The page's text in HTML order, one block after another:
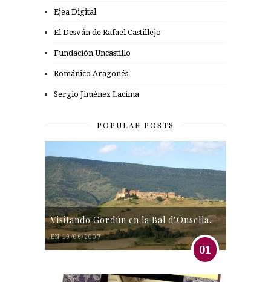
Ejea Digital
El Desván de Rafael Castillejo
Fundación Uncastillo
Románico Aragonés
Sergio Jiménez Lacima
POPULAR POSTS
Visitando Gordún en la Bal d’Onsella.
EN 19/06/2007
01